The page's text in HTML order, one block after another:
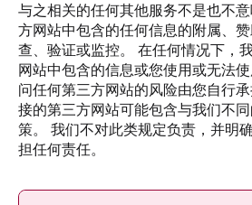
与之相关的任何其他服务不是也不
方网站中包含的任何信息的附属、
查、验证或监控。 在任何情况下，
网站中包含的信息或您使用或无法
问任何第三方网站的风险由您自行
接的第三方网站可能包含与我们不
策。 我们不对此类规定负责，并明
担任何责任。